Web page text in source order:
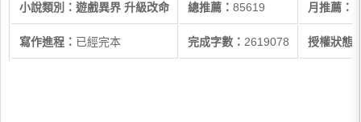
小說類別：遊戲異界 升級改命 總推薦： 85619 月推薦：
寫作進程： 已經完本 完成字數： 2619078 授權狀態